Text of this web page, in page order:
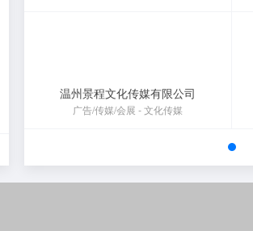
温州景程文化传媒有限公司
广告/传媒/会展 - 文化传媒